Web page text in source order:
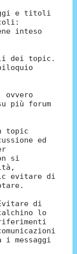
e titoli
inteso
dei topic.
più forum
topic
ed
si
evitare di
di
lo
messaggi